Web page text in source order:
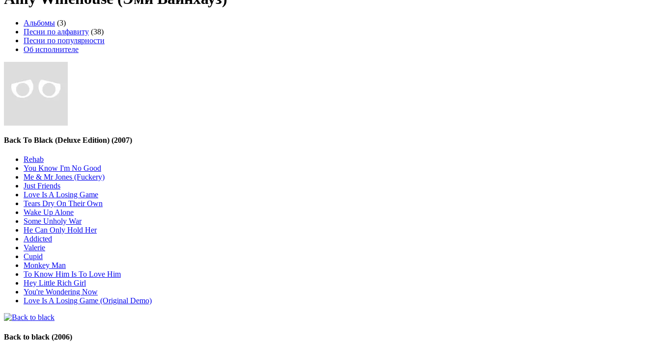
Альбомы (3)
Песни по алфавиту (38)
Песни по популярности
Об исполнителе
Back To Black (Deluxe Edition) (2007)
Rehab
You Know I'm No Good
Me & Mr Jones (Fuckery)
Just Friends
Love Is A Losing Game
Tears Dry On Their Own
Wake Up Alone
Some Unholy War
He Can Only Hold Her
Addicted
Valerie
Cupid
Monkey Man
To Know Him Is To Love Him
Hey Little Rich Girl
You're Wondering Now
Love Is A Losing Game (Original Demo)
Back to black (2006)